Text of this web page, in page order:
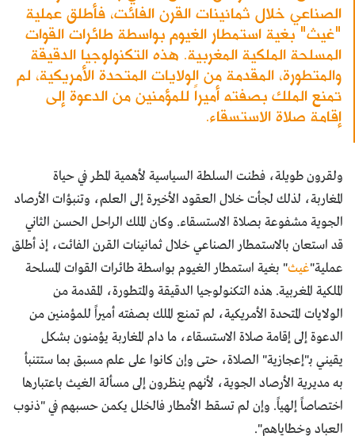
الصناعي خلال ثمانينات القرن الفائت، فأطلق عملية
"غيث" بغية استمطار الغيوم بواسطة طائرات القوات
المسلحة الملكية المغربية. هذه التكنولوجيا الدقيقة
والمتطورة، المقدمة من الولايات المتحدة الأمريكية، لم
تمنع الملك بصفته أميراً للمؤمنين من الدعوة إلى
إقامة صلاة الاستسقاء.
ولقرون طويلة، فطنت السلطة السياسية لأهمية المطر في حياة
المغاربة، لذلك لجأت خلال العقود الأخيرة إلى العلم، وتنبؤات الأرصاد
الجوية مشفوعة بصلاة الاستسقاء. وكان الملك الراحل الحسن الثاني
قد استعان بالاستمطار الصناعي خلال ثمانينات القرن الفائت، إذ أطلق
عملية"غيث" بغية استمطار الغيوم بواسطة طائرات القوات المسلحة
الملكية المغربية. هذه التكنولوجيا الدقيقة والمتطورة، المقدمة من
الولايات المتحدة الأمريكية، لم تمنع الملك بصفته أميراً للمؤمنين من
الدعوة إلى إقامة صلاة الاستسقاء، ما دام المغاربة يؤمنون بشكل
يقيني بـ"إعجازية" الصلاة، حتى وإن كانوا على علم مسبق بما ستتنبأ
به مديرية الأرصاد الجوية، لأنهم ينظرون إلى مسألة الغيث باعتبارها
اختصاصاً إلهياً. وإن لم تسقط الأمطار فالخلل يكمن حسبهم في "ذنوب
العباد وخطاياهم".